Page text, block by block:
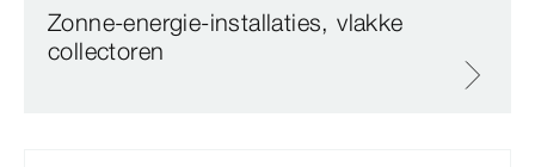
Zonne-energie-installaties, vlakke
collectoren